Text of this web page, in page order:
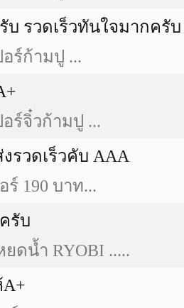
บ รวดเร็วทันใจมากครับ
ร์ก้ามปู ...
ร์จิ๋วก้ามปู ...
รวดเร็วคับ AAA
ร์ 190 บาท...
รับ
ดน้ำ RYOBI .....